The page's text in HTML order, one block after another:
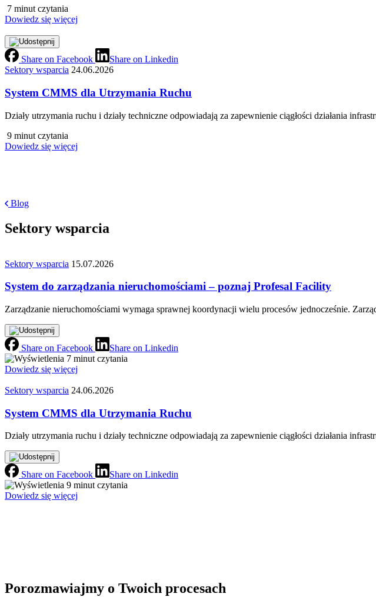
7 minut czytania
Dowiedz się więcej
Share on Facebook
Share on Linkedin
Sektory wsparcia 24.06.2026
System CMMS dla Utrzymania Ruchu
Działy utrzymania ruchu i działy techniczne odpowiadają za zapewnienie ciągłości działania
9 minut czytania
Dowiedz się więcej
Blog
Sektory wsparcia
Sektory wsparcia 15.07.2026
System do zarządzania nieruchomościami – poznaj Profesal Facility
Zarządzanie nieruchomościami wymaga sprawnej koordynacji wielu procesów jednocześnie.
Share on Facebook
Share on Linkedin
7 minut czytania
Dowiedz się więcej
Sektory wsparcia 24.06.2026
System CMMS dla Utrzymania Ruchu
Działy utrzymania ruchu i działy techniczne odpowiadają za zapewnienie ciągłości działania
Share on Facebook
Share on Linkedin
9 minut czytania
Dowiedz się więcej
Porozmawiajmy o Twoich procesach